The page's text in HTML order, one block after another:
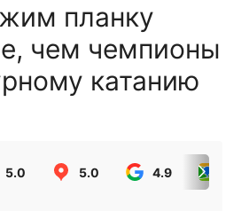
планку
чем чемпионы
катанию
5.0 5.0 4.9